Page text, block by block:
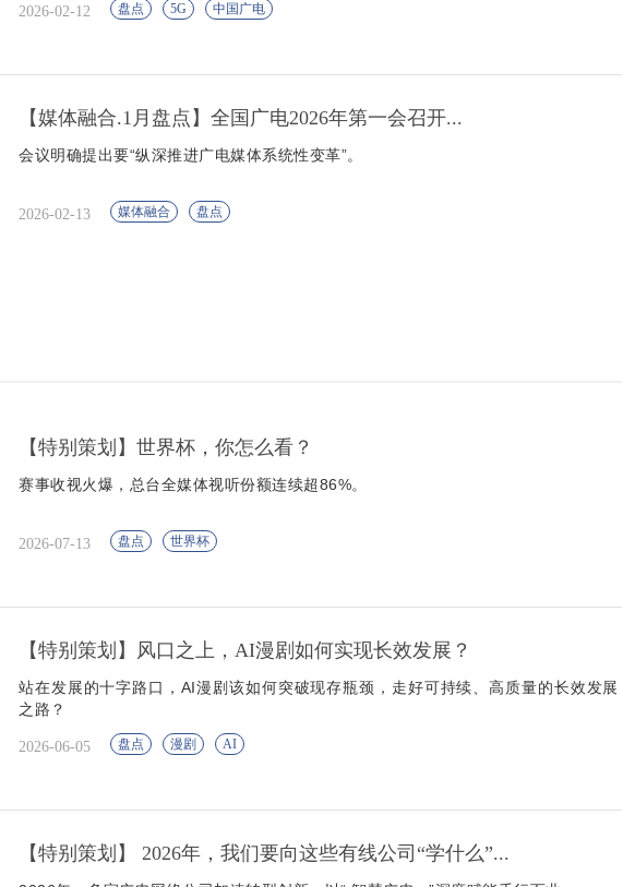
2026-02-12 盘点 5G 中国广电
【媒体融合.1月盘点】全国广电2026年第一会召开...
会议明确提出要“纵深推进广电媒体系统性变革”。
2026-02-13 媒体融合 盘点
【特别策划】世界杯，你怎么看？
赛事收视火爆，总台全媒体视听份额连续超86%。
2026-07-13 盘点 世界杯
【特别策划】风口之上，AI漫剧如何实现长效发展？
站在发展的十字路口，AI漫剧该如何突破现存瓶颈，走好可持续、高质量的长效发展
之路？
2026-06-05 盘点 漫剧 AI
【特别策划】 2026年，我们要向这些有线公司“学什么”...